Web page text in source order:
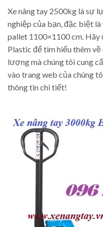
Xe nâng tay 2500kg là sự
nghiệp của bạn, đặc biệt
pallet 1100×1100 cm.
Plastic để tìm hiểu thêm
lượng mà chúng tôi cung
vào trang web của chúng
thông tin chi tiết!